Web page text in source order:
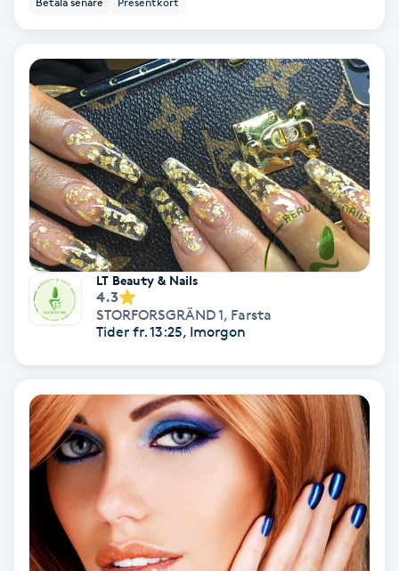
Babylights
Balayage
Bambumassage
Barber
Barnklippning
Bottenfärg
Brynformning
Brynfärgning
LT Beauty & Nails
4.3
STORFORSGRÄND 1, Farsta
Tider fr. 13:25, Imorgon